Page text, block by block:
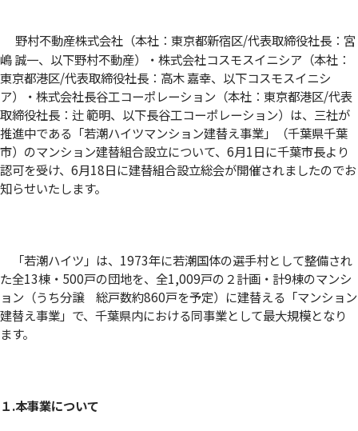
野村不動産株式会社（本社：東京都新宿区/代表取締役社長：宮
嶋 誠一、以下野村不動産）・株式会社コスモスイニシア（本社：
東京都港区/代表取締役社長：高木 嘉幸、以下コスモスイニシ
ア）・株式会社長谷工コーポレーション（本社：東京都港区/代表
取締役社長：辻 範明、以下長谷工コーポレーション）は、三社が
推進中である「若潮ハイツマンション建替え事業」（千葉県千葉
市）のマンション建替組合設立について、6月1日に千葉市長より
認可を受け、6月18日に建替組合設立総会が開催されましたのでお
知らせいたします。
「若潮ハイツ」は、1973年に若潮国体の選手村として整備され
た全13棟・500戸の団地を、全1,009戸の２計画・計9棟のマンシ
ョン（うち分譲 総戸数約860戸を予定）に建替える「マンション
建替え事業」で、千葉県内における同事業として最大規模となり
ます。
１.本事業について